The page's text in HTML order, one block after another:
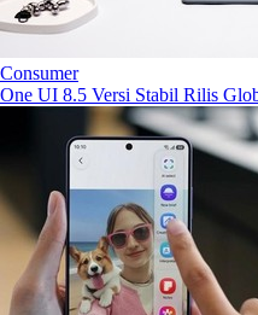
Consumer
One UI 8.5 Versi Stabil Rilis